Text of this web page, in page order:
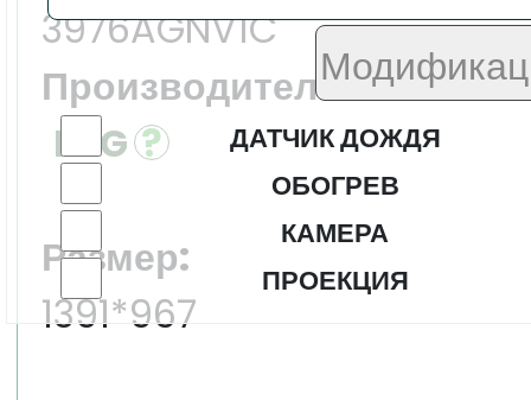
ДАТЧИК ДОЖДЯ
ОБОГРЕВ
КАМЕРА
ПРОЕКЦИЯ
3976AGNV1C
Производитель:
FYG
Размер:
1391*967